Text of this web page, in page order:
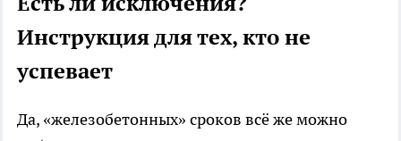
Инструкция для тех, кто не
успевает
Да, «железобетонных» сроков всё же можно